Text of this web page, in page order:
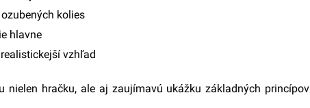
kolies
hlavne
vzhľad
nielen hračku, ale aj zaujímavú ukážku základných princípov